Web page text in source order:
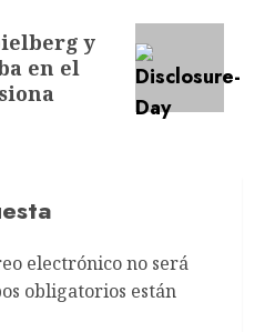
y
en el
electrónico no será
obligatorios están